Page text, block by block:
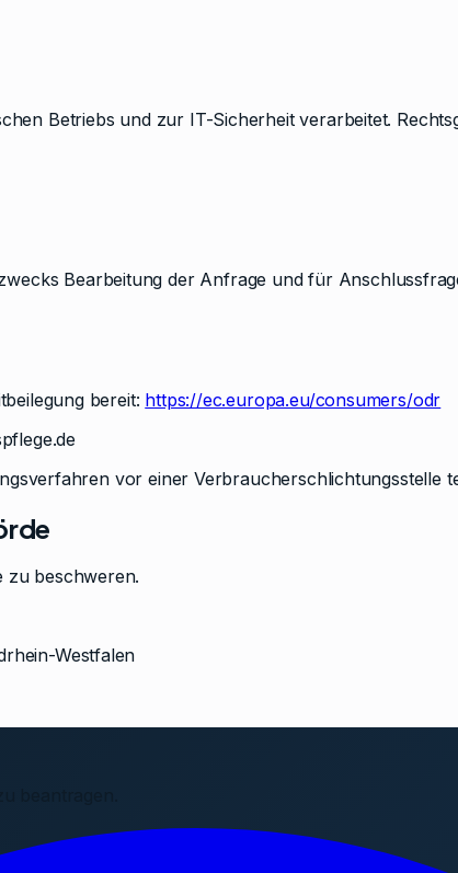
Betriebs und zur IT-Sicherheit verarbeitet.
Bearbeitung der Anfrage und für
bereit: https://ec.europa.eu/consumers/odr
vor einer Verbraucherschlichtungsstelle
zu beschweren.
Westfalen